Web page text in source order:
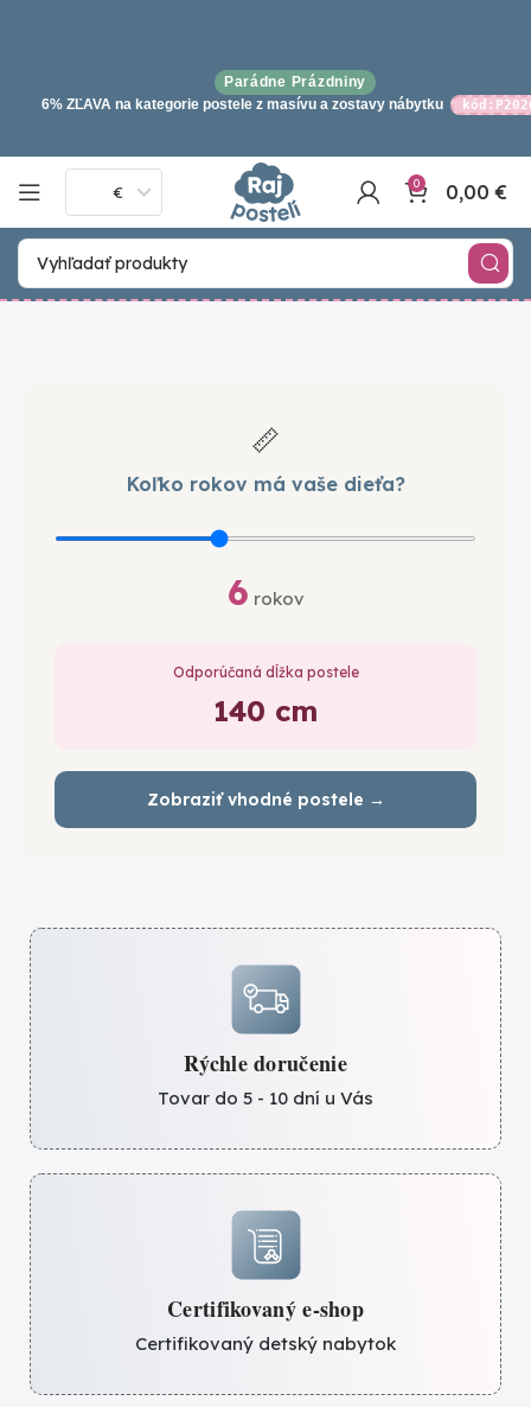
Parádne Prázdniny
6% ZĽAVA na kategorie postele z masívu a zostavy nábytku
€ 0 0,00€
📏
Koľko rokov má vaše dieťa?
6 rokov
Odporúčaná dĺžka postele
140 cm
Zobraziť vhodné postele →
Rýchle doručenie
Tovar do 5 - 10 dní u Vás
Certifikovaný e-shop
Certifikovaný detský nabytok